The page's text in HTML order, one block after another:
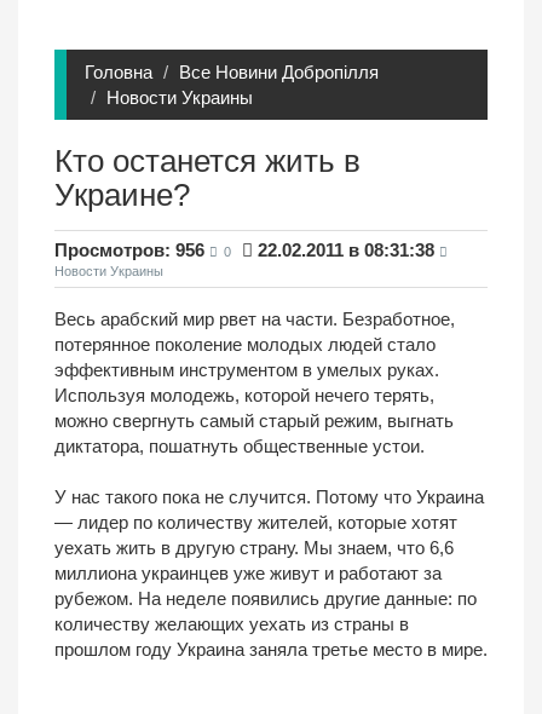
Головна
Все Новини Добропілля
Новости Украины
Кто останется жить в
Украине?
Просмотров: 956 0 22.02.2011 в 08:31:38
Новости Украины
Весь арабский мир рвет на части. Безработное,
потерянное поколение молодых людей стало
эффективным инструментом в умелых руках.
Используя молодежь, которой нечего терять,
можно свергнуть самый старый режим, выгнать
диктатора, пошатнуть общественные устои.
У нас такого пока не случится. Потому что Украина
— лидер по количеству жителей, которые хотят
уехать жить в другую страну. Мы знаем, что 6,6
миллиона украинцев уже живут и работают за
рубежом. На неделе появились другие данные: по
количеству желающих уехать из страны в
прошлом году Украина заняла третье место в мире.